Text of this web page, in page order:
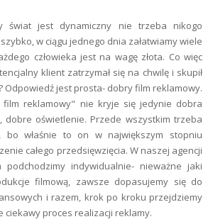
świat jest dynamiczny nie trzeba nikogo
w ciągu jednego dnia załatwiamy wiele
człowieka jest na wagę złota. Co więc
klient zatrzymał się na chwilę i skupił
Odpowiedź jest prosta- dobry film reklamowy.
film reklamowy" nie kryje się jedynie dobra
dobre oświetlenie. Przede wszystkim trzeba
bo właśnie to on w największym stopniu
całego przedsięwzięcia. W naszej agencji
podchodzimy indywidualnie- nieważne jaki
filmową, zawsze dopasujemy się do
i razem, krok po kroku przejdziemy
ciekawy proces realizacji reklamy.